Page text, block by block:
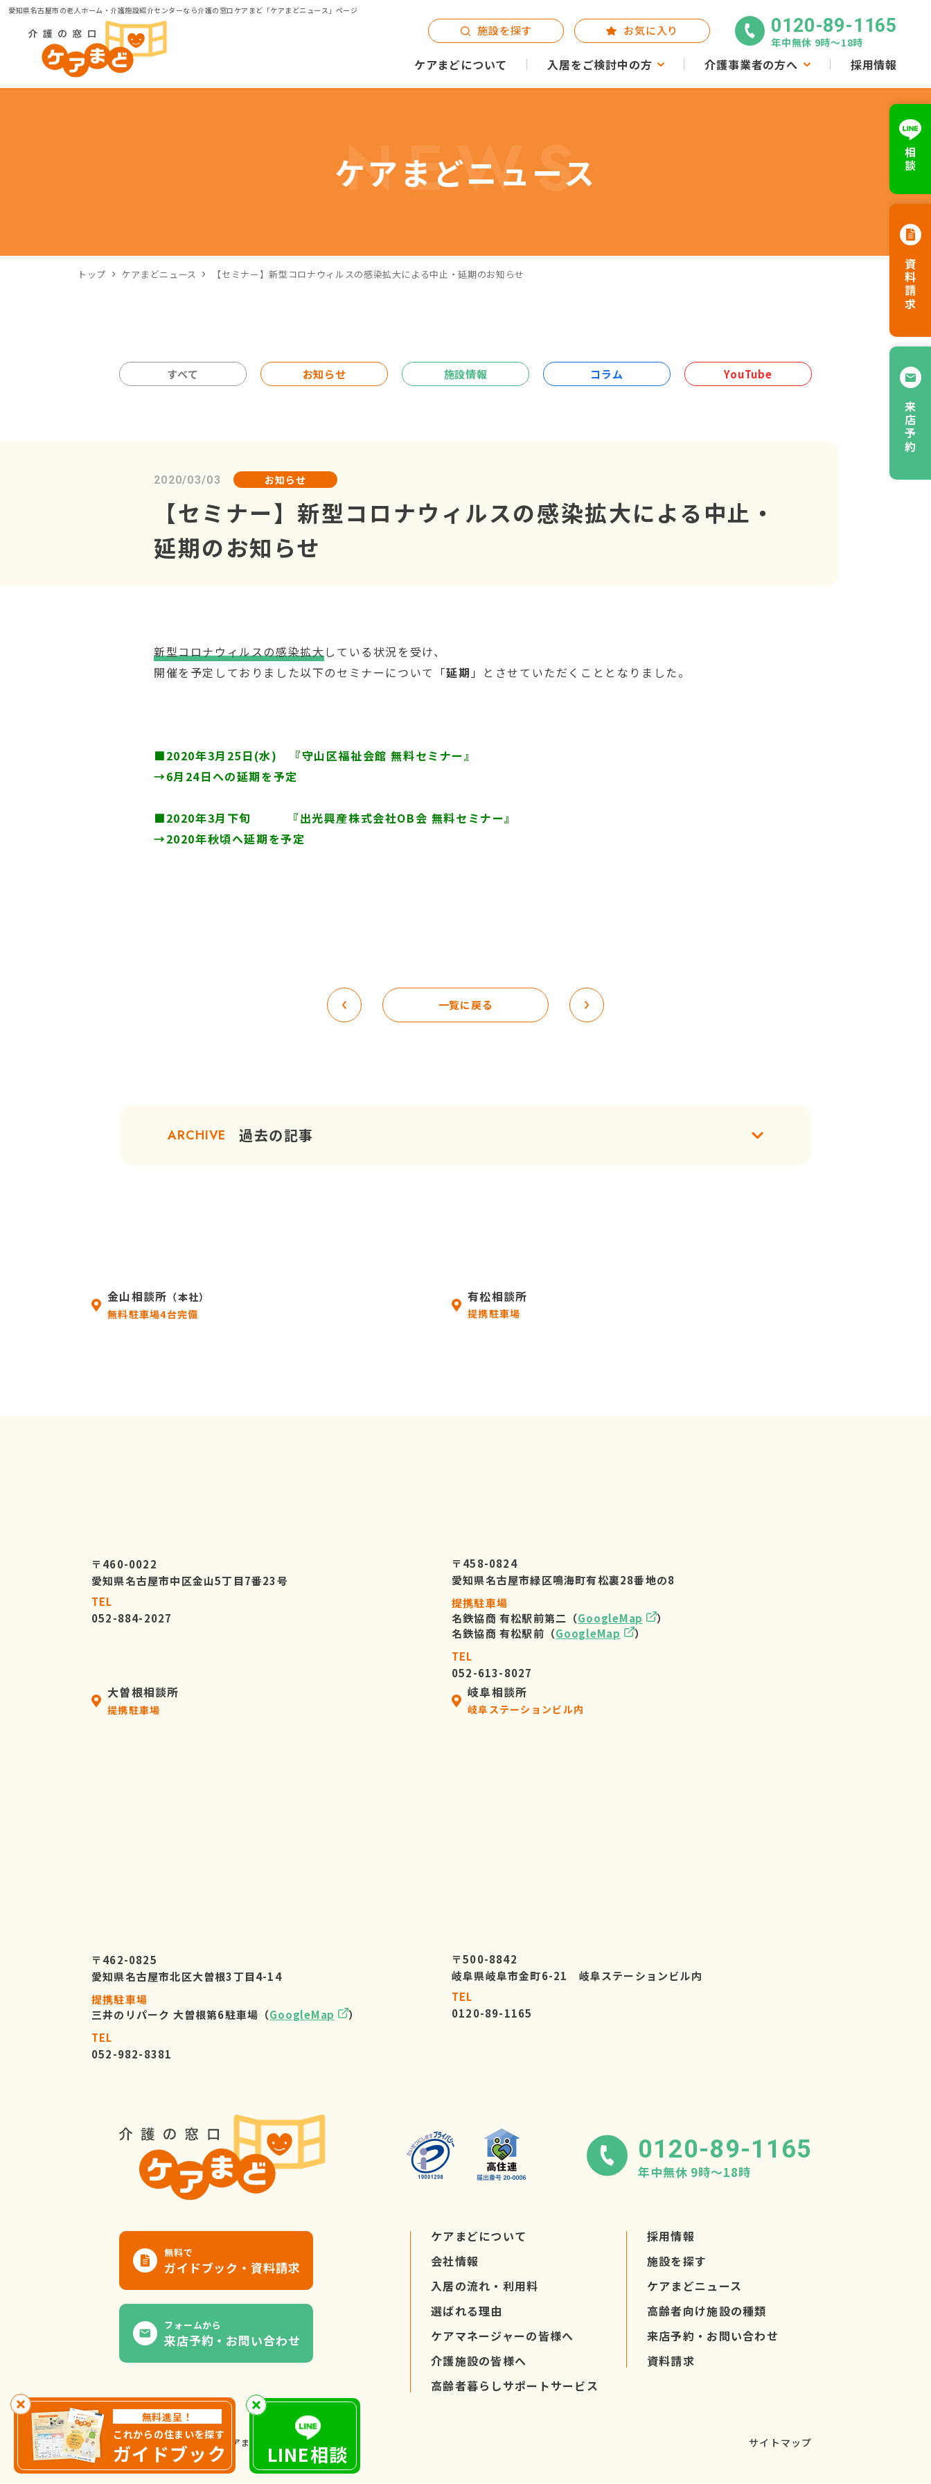
愛知県名古屋市の老人ホーム・介護施設紹介センターなら介護の窓口ケアまど「ケアまどニュース」ページ
ケアまどについて 入居をご検討中の方 介護事業者の方へ 採用情報
施設を探す お気に入り 0120-89-1165
年中無休 9時〜18時
相談
資料請求
来店予約
NEWS
ケアまどニュース
トップ ケアまどニュース 【セミナー】新型コロナウィルスの感染拡大による中止・延期のお知らせ
すべて お知らせ 施設情報 コラム YouTube
2020/03/03 お知らせ
【セミナー】新型コロナウィルスの感染拡大による中止・
延期のお知らせ
新型コロナウィルスの感染拡大している状況を受け、
開催を予定しておりました以下のセミナーについて「延期 」とさせていただくこととなりました。
■2020年3月25日(水) 『守山区福祉会館 無料セミナー』
→6月24日への延期を予定
■2020年3月下旬 『出光興産株式会社OB会 無料セミナー』
→2020年秋頃へ延期を予定
一覧に戻る
ARCHIVE 過去の記事
無料進呈！
これからの住まいを探す
ガイドブック LINE相談
金山相談所 （本社）
無料駐車場4台完備
〒460-0022
愛知県名古屋市中区金山5丁目7番23号
TEL
052-884-2027
有松相談所
提携駐車場
〒458-0824
愛知県名古屋市緑区鳴海町有松裏28番地の8
提携駐車場
名鉄協商 有松駅前第二（GoogleMap
）
名鉄協商 有松駅前（GoogleMap
）
TEL
052-613-8027
大曽根相談所
提携駐車場
〒462-0825
愛知県名古屋市北区大曽根3丁目4-14
提携駐車場
三井のリパーク 大曽根第6駐車場（GoogleMap
）
TEL
052-982-8381
岐阜相談所
岐阜ステーションビル内
〒500-8842
岐阜県岐阜市金町6-21 岐阜ステーションビル内
TEL
0120-89-1165
無料で
ガイドブック・資料請求
フォームから
来店予約・お問い合わせ
0120-89-1165
年中無休 9時〜18時
ケアまどについて
会社情報
入居の流れ・ 利用料
選ばれる理由
ケアマネージャーの皆様へ
介護施設の皆様へ
高齢者暮らしサポートサービス
採用情報
施設を探す
ケアまどニュース
高齢者向け施設の種類
来店予約・ お問い合わせ
資料請求
© All Rights Reserved. ケアまど サイトマップ